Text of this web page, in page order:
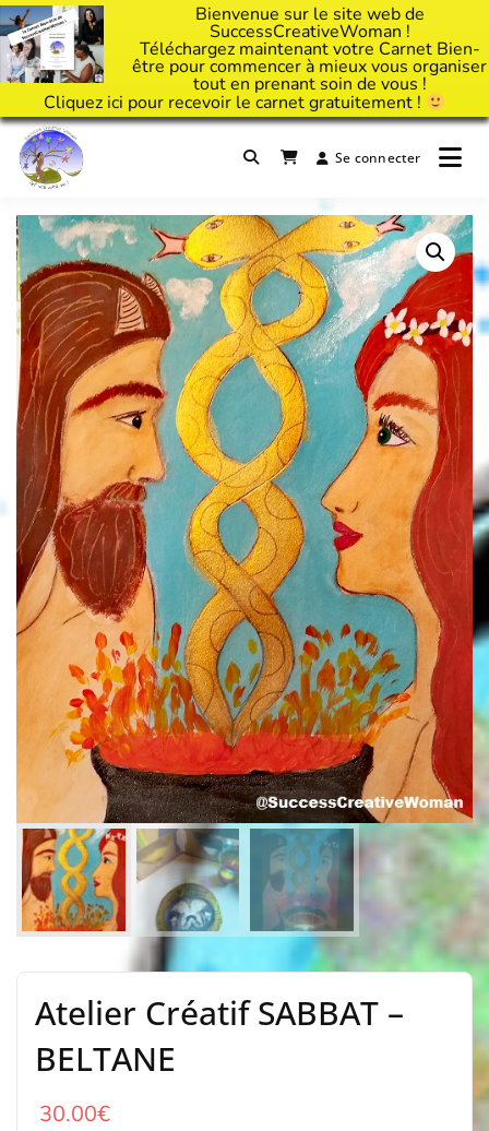
Bienvenue sur le site web de
SuccessCreativeWoman !
Téléchargez maintenant votre Carnet Bien-
être pour commencer à mieux vous organiser
tout en prenant soin de vous !
Cliquez ici pour recevoir le carnet gratuitement !
Passer
contenu
Il est temps d'ART'ivez votre vie !Se connecter
Atelier Créatif SABBAT –
BELTANE
30.00€